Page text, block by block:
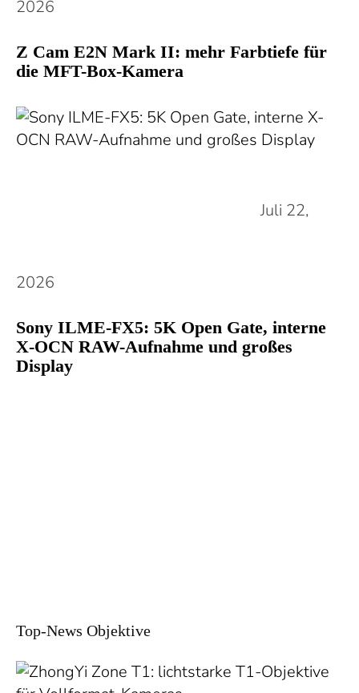
2026
Z Cam E2N Mark II: mehr Farbtiefe für
die MFT-Box-Kamera
Juli 22,
2026
Sony ILME-FX5: 5K Open Gate, interne
X-OCN RAW-Aufnahme und großes
Display
Top-News Objektive